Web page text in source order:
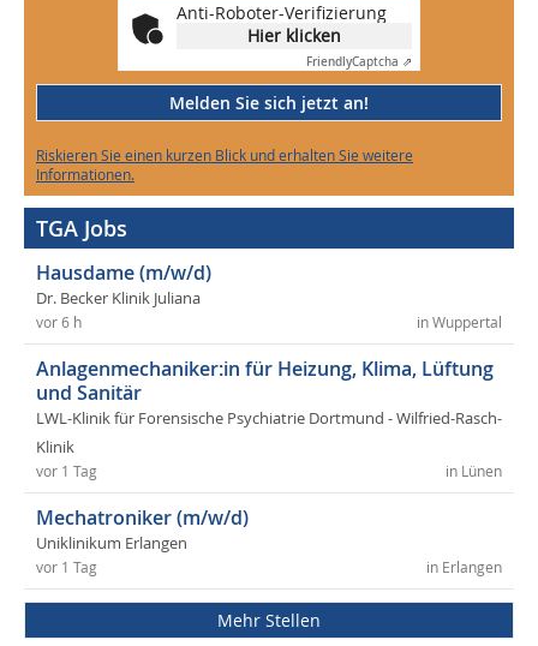
Anti-Roboter-Verifizierung
Hier klicken
FriendlyCaptcha ⇗
Melden Sie sich jetzt an!
Riskieren Sie einen kurzen Blick und erhalten Sie weitere
Informationen.
TGA Jobs
Hausdame (m/w/d)
Dr. Becker Klinik Juliana
in Wuppertal
vor 6 h
Anlagenmechaniker:in für Heizung, Klima, Lüftung
und Sanitär
LWL-Klinik für Forensische Psychiatrie Dortmund - Wilfried-Rasch-
Klinik
in Lünen
vor 1 Tag
Mechatroniker (m/w/d)
Uniklinikum Erlangen
in Erlangen
vor 1 Tag
Mehr Stellen